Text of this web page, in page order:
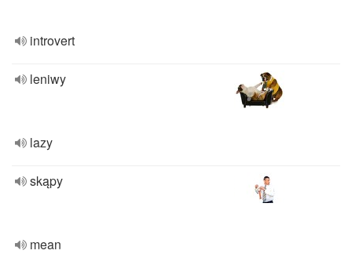
introvert
leniwy
lazy
skąpy
mean